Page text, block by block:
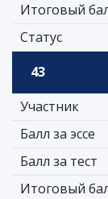
Итоговый
Статус
43
Участник
Балл за эссе
Балл за тест
Итоговый